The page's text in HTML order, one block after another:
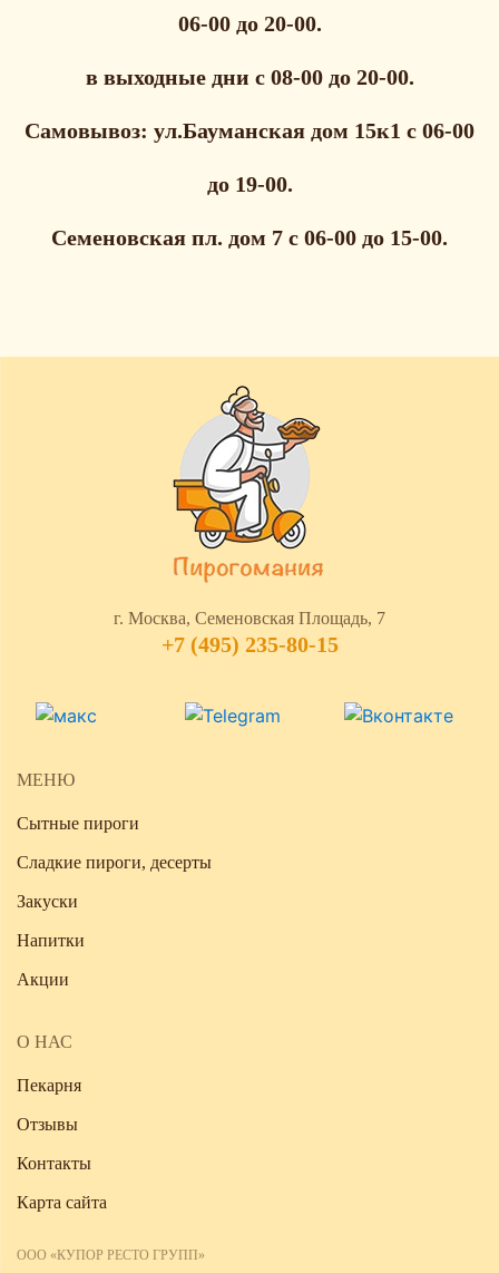
06-00 до 20-00.
в выходные дни с 08-00 до 20-00.
Самовывоз: ул.Бауманская дом 15к1 с 06-00
до 19-00.
Семеновская пл. дом 7 с 06-00 до 15-00.
г. Москва, Семеновская Площадь, 7
+7 (495) 235-80-15
МЕНЮ
Сытные пироги
Сладкие пироги, десерты
Закуски
Напитки
Акции
О НАС
Пекарня
Отзывы
Контакты
Карта сайта
ООО «КУПОР РЕСТО ГРУПП»